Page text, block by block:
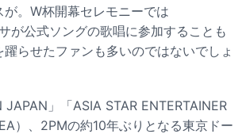
が。W杯開幕セレモニーでは
が公式ソングの歌唱に参加することも
らせたファンも多いのではないでしょ
JAPAN」「ASIA STAR ENTERTAINER
）、2PMの約10年ぶりとなる東京ドー